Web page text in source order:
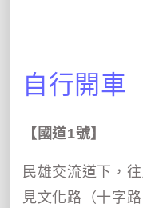
自行開車
【國道1號】
民雄交流道下，
見文化路（十字